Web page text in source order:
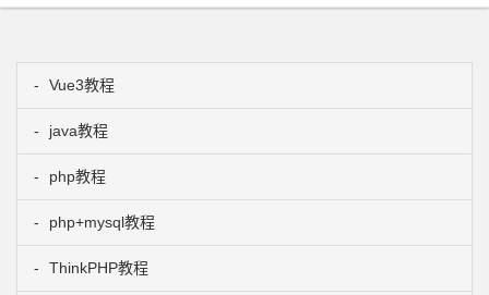
Vue3教程
java教程
php教程
php+mysql教程
ThinkPHP教程